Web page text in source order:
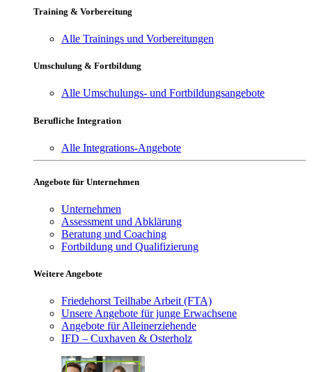
Training & Vorbereitung
Alle Trainings und Vorbereitungen
Umschulung & Fortbildung
Alle Umschulungs- und Fortbildungsangebote
Berufliche Integration
Alle Integrations-Angebote
Angebote für Unternehmen
Unternehmen
Assessment und Abklärung
Beratung und Coaching
Fortbildung und Qualifizierung
Weitere Angebote
Friedehorst Teilhabe Arbeit (FTA)
Unsere Angebote für junge Erwachsene
Angebote für Alleinerziehende
IFD – Cuxhaven & Osterholz